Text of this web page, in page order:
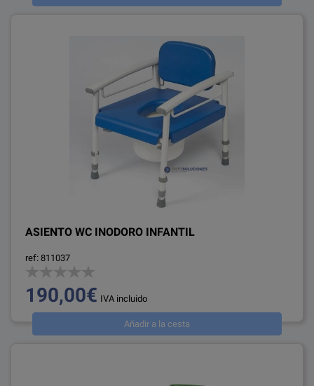
ASIENTO WC INODORO INFANTIL
ref: 811037
190,00€ IVA incluido
Añadir a la cesta